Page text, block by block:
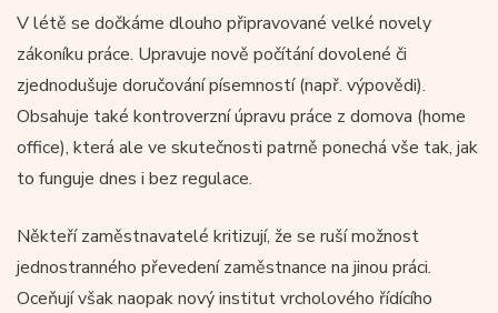
V létě se dočkáme dlouho připravované velké novely
zákoníku práce. Upravuje nově počítání dovolené či
zjednodušuje doručování písemností (např. výpovědi).
Obsahuje také kontroverzní úpravu práce z domova (home
office), která ale ve skutečnosti patrně ponechá vše tak, jak
to funguje dnes i bez regulace.
Někteří zaměstnavatelé kritizují, že se ruší možnost
jednostranného převedení zaměstnance na jinou práci.
Oceňují však naopak nový institut vrcholového řídícího